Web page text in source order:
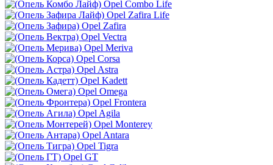
Opel Combo Life
Opel Zafira Life
Opel Zafira
Opel Vectra
Opel Meriva
Opel Corsa
Opel Astra
Opel Kadett
Opel Omega
Opel Frontera
Opel Agila
Opel Monterey
Opel Antara
Opel Tigra
Opel GT